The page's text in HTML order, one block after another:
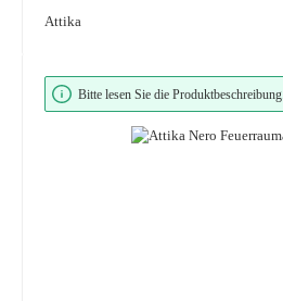
Attika
Bildergalerie überspringen
Bitte lesen Sie die Produktbeschreibung.